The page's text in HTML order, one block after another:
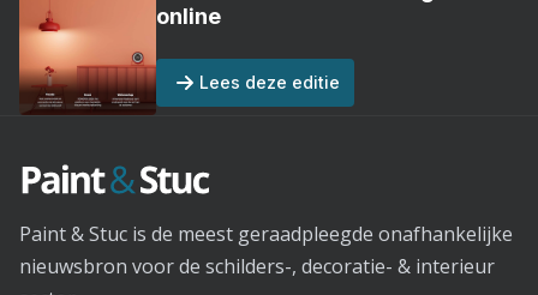
online
Lees deze editie
Paint & Stuc is de meest geraadpleegde onafhankelijke
nieuwsbron voor de schilders-, decoratie- & interieur